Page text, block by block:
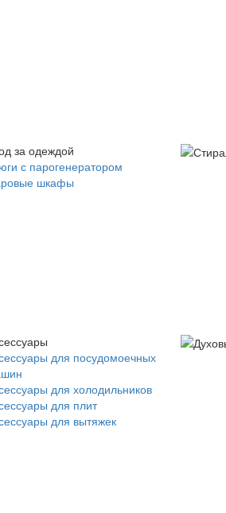
за одеждой
с парогенератором
шкафы
для посудомоечных
для холодильников
для плит
для вытяжек